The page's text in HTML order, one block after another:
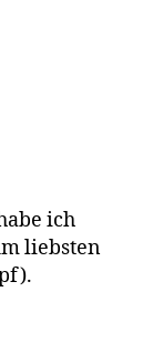
ich
liebsten